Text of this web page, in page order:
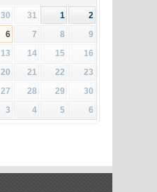
30 31 1
2
6 7 8
9
13 14 15
16
20 21 22
23
27 28 29
30
3 4 5 6